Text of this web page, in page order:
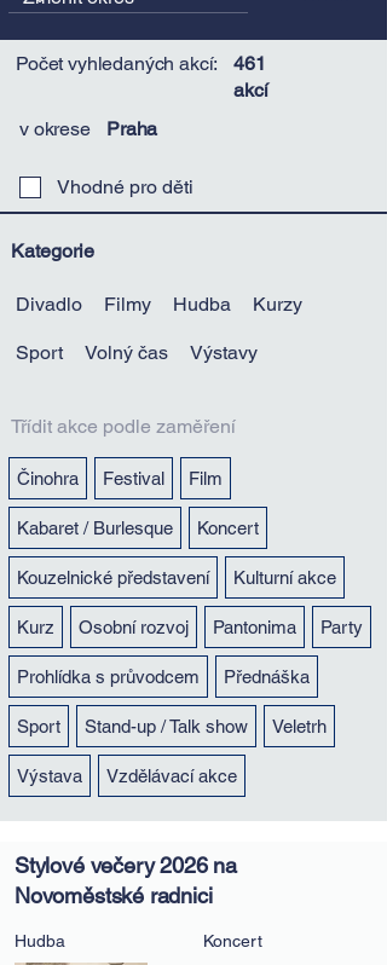
Počet vyhledaných akcí:
461
akcí
v okrese
Praha
Vhodné pro děti
Kategorie
Divadlo Filmy Hudba Kurzy
Sport Volný čas Výstavy
Třídit akce podle zaměření
Činohra Festival Film
Kabaret / Burlesque Koncert
Kouzelnické představení Kulturní akce
Kurz Osobní rozvoj Pantonima Party
Prohlídka s průvodcem Přednáška
Sport Stand-up / Talk show Veletrh
Výstava Vzdělávací akce
Stylové večery 2026 na
Novoměstské radnici
Hudba Koncert